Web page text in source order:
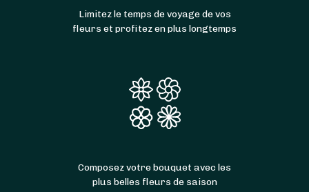
Limitez le temps de voyage de vos
fleurs et profitez en plus longtemps
Composez votre bouquet avec les
plus belles fleurs de saison